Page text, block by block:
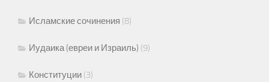
Исламские сочинения (8)
Иудаика (евреи и Израиль) (9)
Конституции (3)